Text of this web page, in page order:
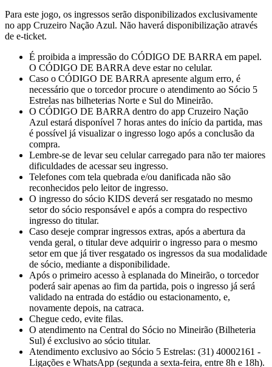
Para este jogo, os ingressos serão disponibilizados exclusivamente
no app Cruzeiro Nação Azul. Não haverá disponibilização através
de e-ticket.
É proibida a impressão do CÓDIGO DE BARRA em papel.
O CÓDIGO DE BARRA deve estar no celular.
Caso o CÓDIGO DE BARRA apresente algum erro, é
necessário que o torcedor procure o atendimento ao Sócio 5
Estrelas nas bilheterias Norte e Sul do Mineirão.
O CÓDIGO DE BARRA dentro do app Cruzeiro Nação
Azul estará disponível 7 horas antes do início da partida, mas
é possível já visualizar o ingresso logo após a conclusão da
compra.
Lembre-se de levar seu celular carregado para não ter maiores
dificuldades de acessar seu ingresso.
Telefones com tela quebrada e/ou danificada não são
reconhecidos pelo leitor de ingresso.
O ingresso do sócio KIDS deverá ser resgatado no mesmo
setor do sócio responsável e após a compra do respectivo
ingresso do titular.
Caso deseje comprar ingressos extras, após a abertura da
venda geral, o titular deve adquirir o ingresso para o mesmo
setor em que já tiver resgatado os ingressos da sua modalidade
de sócio, mediante a disponibilidade.
Após o primeiro acesso à esplanada do Mineirão, o torcedor
poderá sair apenas ao fim da partida, pois o ingresso já será
validado na entrada do estádio ou estacionamento, e,
novamente depois, na catraca.
Chegue cedo, evite filas.
O atendimento na Central do Sócio no Mineirão (Bilheteria
Sul) é exclusivo ao sócio titular.
Atendimento exclusivo ao Sócio 5 Estrelas: (31) 40002161 -
Ligações e WhatsApp (segunda a sexta-feira, entre 8h e 18h).